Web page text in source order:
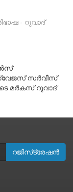
- റുവാദ്
സർവീസ്
മർകസ് റുവാദ്
റജിസ്‌ട്രേഷൻ